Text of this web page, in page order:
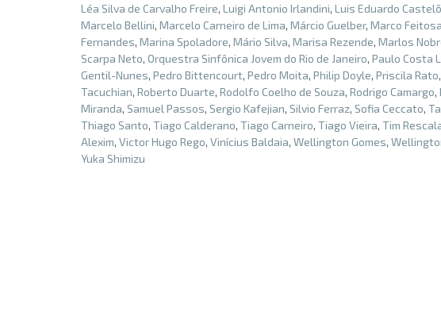
Léa Silva de Carvalho Freire, Luigi Antonio Irlandini, Luis Eduardo
Marcelo Bellini, Marcelo Carneiro de Lima, Márcio Guelber, Marco Feitosa
Fernandes, Marina Spoladore, Mário Silva, Marisa Rezende, Marlos
Scarpa Neto, Orquestra Sinfônica Jovem do Rio de Janeiro, Paulo Costa
Gentil-Nunes, Pedro Bittencourt, Pedro Moita, Philip Doyle, Priscila Rato,
Tacuchian, Roberto Duarte, Rodolfo Coelho de Souza, Rodrigo Camargo,
Miranda, Samuel Passos, Sergio Kafejian, Silvio Ferraz, Sofia Ceccato,
Thiago Santo, Tiago Calderano, Tiago Carneiro, Tiago Vieira, Tim
Alexim, Victor Hugo Rego, Vinícius Baldaia, Wellington Gomes,
Yuka Shimizu